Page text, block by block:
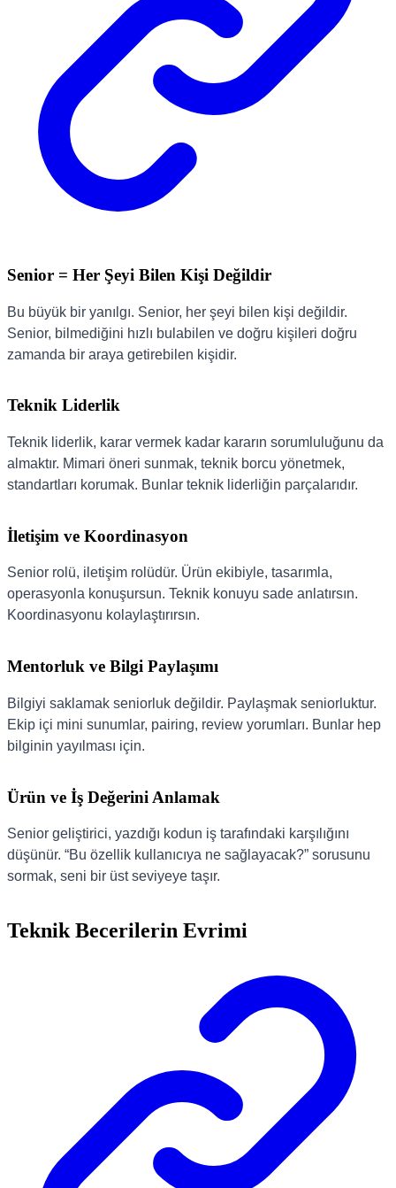
Senior = Her Şeyi Bilen Kişi Değildir
Bu büyük bir yanılgı. Senior, her şeyi bilen kişi değildir.
Senior, bilmediğini hızlı bulabilen ve doğru kişileri doğru
zamanda bir araya getirebilen kişidir.
Teknik Liderlik
Teknik liderlik, karar vermek kadar kararın sorumluluğunu da
almaktır. Mimari öneri sunmak, teknik borcu yönetmek,
standartları korumak. Bunlar teknik liderliğin parçalarıdır.
İletişim ve Koordinasyon
Senior rolü, iletişim rolüdür. Ürün ekibiyle, tasarımla,
operasyonla konuşursun. Teknik konuyu sade anlatırsın.
Koordinasyonu kolaylaştırırsın.
Mentorluk ve Bilgi Paylaşımı
Bilgiyi saklamak seniorluk değildir. Paylaşmak seniorluktur.
Ekip içi mini sunumlar, pairing, review yorumları. Bunlar hep
bilginin yayılması için.
Ürün ve İş Değerini Anlamak
Senior geliştirici, yazdığı kodun iş tarafındaki karşılığını
düşünür. “Bu özellik kullanıcıya ne sağlayacak?” sorusunu
sormak, seni bir üst seviyeye taşır.
Teknik Becerilerin Evrimi